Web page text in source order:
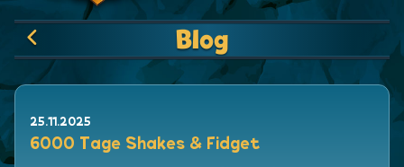
Blog
25.11.2025
6000 Tage Shakes & Fidget